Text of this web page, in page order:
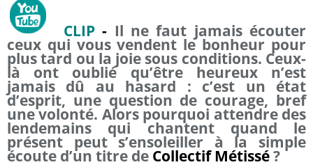
CLIP- Il ne faut jamais écouter
ceux qui vous vendent le bonheur pour
plus tard ou la joie sous conditions. Ceux-
là ont oublié qu’être heureux n’est
jamais dû au hasard : c’est un état
d’esprit, une question de courage, bref
une volonté. Alors pourquoi attendre des
lendemains qui chantent quand le
présent peut s’ensoleiller à la simple
écoute d’un titre de Collectif Métissé?